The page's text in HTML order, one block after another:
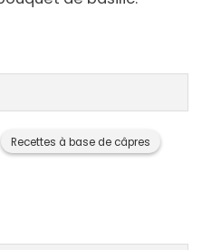
Recettes à base de câpres